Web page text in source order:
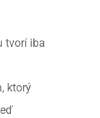
tvorí iba
ktorý